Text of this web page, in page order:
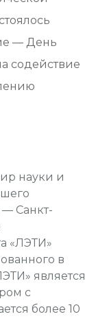
— День
содействие
науки и
— Санкт-
«ЛЭТИ»
в
является
с
более 10